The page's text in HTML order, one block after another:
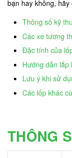
bạn hay không,
Thông số kỹ
Các xe tương
Đặc tính của
Hướng dẫn lắp
Lưu ý khi sử
Các lốp khác
THÔNG